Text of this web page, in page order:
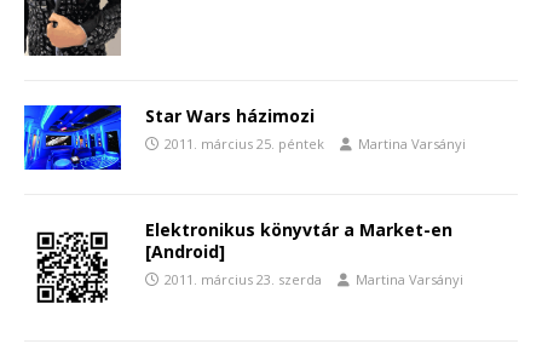
Star Wars házimozi
2011. március 25. péntek Martina Varsányi
Elektronikus könyvtár a Market-en
[Android]
2011. március 23. szerda Martina Varsányi